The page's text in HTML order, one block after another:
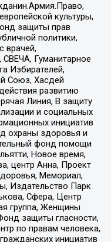
культуры,
защиты прав
политики,
врачей,
Гуманитарное
Избирателей,
Союз, Хасдей
развитию
Линия, В защиту
и социальных
инициатив
охраны здоровья и
фонд помощи
Новое время,
центр Анна, Проект
Мемориал,
Издательство Парк
Сфера, Центр
группа, Женщины
защиты гласности,
по правам человека,
инициатив